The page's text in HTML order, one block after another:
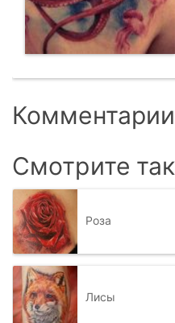
Смотрите
Роза
Лисы